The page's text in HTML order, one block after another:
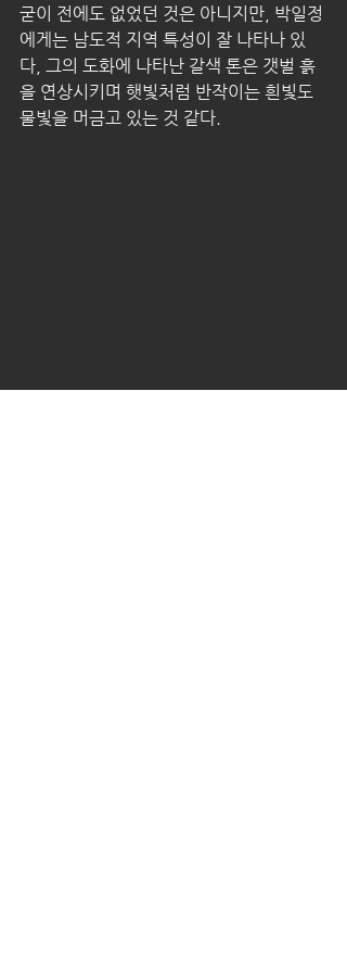
굳이 전에도 없었던 것은 아니지만, 박일정
에게는 남도적 지역 특성이 잘 나타나 있
다, 그의 도화에 나타난 갈색 톤은 갯벌 흙
을 연상시키며 햇빛처럼 반작이는 흰빛도
물빛을 머금고 있는 것 같다.